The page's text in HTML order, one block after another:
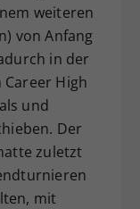
weiteren
von Anfang
in der
High
und
Der
zuletzt
mit